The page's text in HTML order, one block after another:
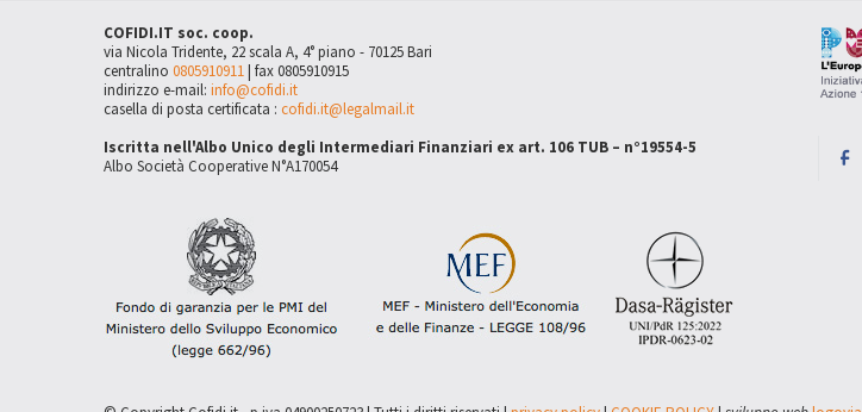
COFIDI.IT soc. coop.
via Nicola Tridente, 22 scala A, 4° piano - 70125 Bari
centralino 0805910911| fax 0805910915
indirizzo e-mail: info@cofidi.it
casella di posta certificata : cofidi.it@legalmail.it
Iscritta nell'Albo Unico degli Intermediari Finanziari ex art. 106 TUB – n°19554-5
Albo Società Cooperative N°A170054